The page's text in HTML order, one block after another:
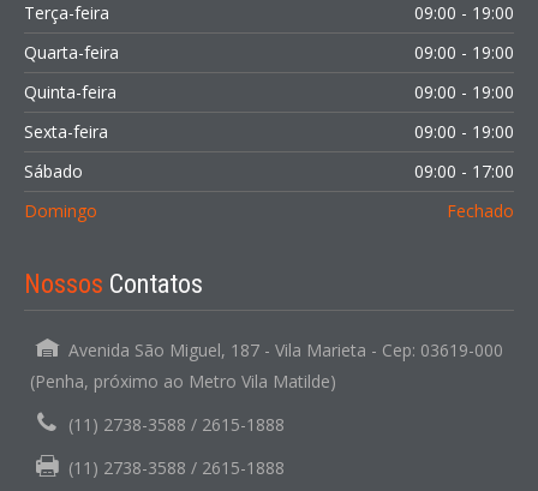
Terça-feira
09:00 - 19:00
Quarta-feira
09:00 - 19:00
Quinta-feira
09:00 - 19:00
Sexta-feira
09:00 - 19:00
Sábado
09:00 - 17:00
Domingo
Fechado
Nossos Contatos
Avenida São Miguel, 187 - Vila Marieta - Cep: 03619-000
(Penha, próximo ao Metro Vila Matilde)
(11) 2738-3588 / 2615-1888
(11) 2738-3588 / 2615-1888